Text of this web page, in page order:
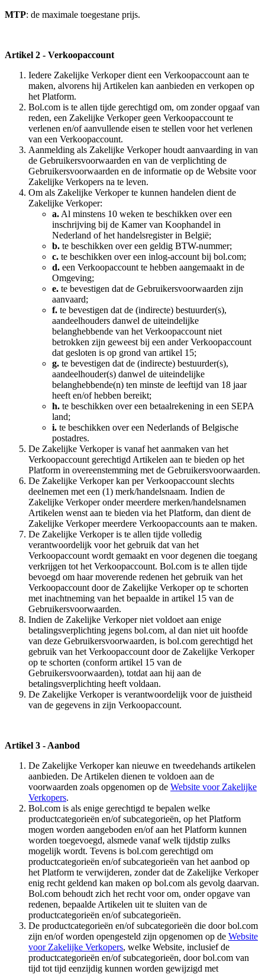
MTP: de maximale toegestane prijs.
Artikel 2 - Verkoopaccount
Iedere Zakelijke Verkoper dient een Verkoopaccount aan te
maken, alvorens hij Artikelen kan aanbieden en verkopen op
het Platform.
Bol.com is te allen tijde gerechtigd om, om zonder opgaaf van
reden, een Zakelijke Verkoper geen Verkoopaccount te
verlenen en/of aanvullende eisen te stellen voor het verlenen
van een Verkoopaccount.
Aanmelding als Zakelijke Verkoper houdt aanvaarding in van
de Gebruikersvoorwaarden en van de verplichting de
Gebruikersvoorwaarden en de informatie op de Website voor
Zakelijke Verkopers na te leven.
Om als Zakelijke Verkoper te kunnen handelen dient de
Zakelijke Verkoper:
a. Al minstens 10 weken te beschikken over een
inschrijving bij de Kamer van Koophandel in
Nederland of het handelsregister in België;
b. te beschikken over een geldig BTW-nummer;
c. te beschikken over een inlog-account bij bol.com;
d. een Verkoopaccount te hebben aangemaakt in de
Omgeving;
e. te bevestigen dat de Gebruikersvoorwaarden zijn
aanvaard;
f. te bevestigen dat de (indirecte) bestuurder(s),
aandeelhouders danwel de uiteindelijke
belanghebbende van het Verkoopaccount niet
betrokken zijn geweest bij een ander Verkoopaccount
dat gesloten is op grond van artikel 15;
g. te bevestigen dat de (indirecte) bestuurder(s),
aandeelhouder(s) danwel de uiteindelijke
belanghebbende(n) ten minste de leeftijd van 18 jaar
heeft en/of hebben bereikt;
h. te beschikken over een betaalrekening in een SEPA
land;
i. te beschikken over een Nederlands of Belgische
postadres.
De Zakelijke Verkoper is vanaf het aanmaken van het
Verkoopaccount gerechtigd Artikelen aan te bieden op het
Platform in overeenstemming met de Gebruikersvoorwaarden.
De Zakelijke Verkoper kan per Verkoopaccount slechts
deelnemen met een (1) merk/handelsnaam. Indien de
Zakelijke Verkoper onder meerdere merken/handelsnamen
Artikelen wenst aan te bieden via het Platform, dan dient de
Zakelijke Verkoper meerdere Verkoopaccounts aan te maken.
De Zakelijke Verkoper is te allen tijde volledig
verantwoordelijk voor het gebruik dat van het
Verkoopaccount wordt gemaakt en voor degenen die toegang
verkrijgen tot het Verkoopaccount. Bol.com is te allen tijde
bevoegd om haar moverende redenen het gebruik van het
Verkoopaccount door de Zakelijke Verkoper op te schorten
met inachtneming van het bepaalde in artikel 15 van de
Gebruikersvoorwaarden.
Indien de Zakelijke Verkoper niet voldoet aan enige
betalingsverplichting jegens bol.com, al dan niet uit hoofde
van deze Gebruikersvoorwaarden, is bol.com gerechtigd het
gebruik van het Verkoopaccount door de Zakelijke Verkoper
op te schorten (conform artikel 15 van de
Gebruikersvoorwaarden), totdat aan hij aan de
betalingsverplichting heeft voldaan.
De Zakelijke Verkoper is verantwoordelijk voor de juistheid
van de gegevens in zijn Verkoopaccount.
Artikel 3 - Aanbod
De Zakelijke Verkoper kan nieuwe en tweedehands artikelen
aanbieden. De Artikelen dienen te voldoen aan de
voorwaarden zoals opgenomen op de Website voor Zakelijke
Verkopers.
Bol.com is als enige gerechtigd te bepalen welke
productcategorieën en/of subcategorieën, op het Platform
mogen worden aangeboden en/of aan het Platform kunnen
worden toegevoegd, alsmede vanaf welk tijdstip zulks
mogelijk wordt. Tevens is bol.com gerechtigd om
productcategorieën en/of subcategorieën van het aanbod op
het Platform te verwijderen, zonder dat de Zakelijke Verkoper
enig recht geldend kan maken op bol.com als gevolg daarvan.
Bol.com behoudt zich het recht voor om, onder opgave van
redenen, bepaalde Artikelen uit te sluiten van de
productcategorieën en/of subcategorieën.
De productcategorieën en/of subcategorieën die door bol.com
zijn en/of worden opengesteld zijn opgenomen op de Website
voor Zakelijke Verkopers, welke Website, inclusief de
productcategorieën en/of subcategorieën, door bol.com van
tijd tot tijd eenzijdig kunnen worden gewijzigd met